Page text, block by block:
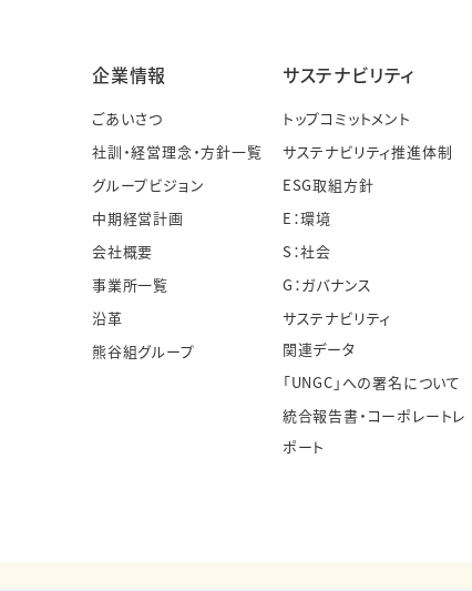
企業情報
ごあいさつ
社訓・経営理念・方針一覧
グループビジョン
中期経営計画
会社概要
事業所一覧
沿革
熊谷組グループ
サステナビリティ
トップコミットメント
サステナビリティ推進体制
ESG取組方針
E：環境
S：社会
G：ガバナンス
サステナビリティ
関連データ
「UNGC」への署名について
統合報告書・コーポレートレ
ポート